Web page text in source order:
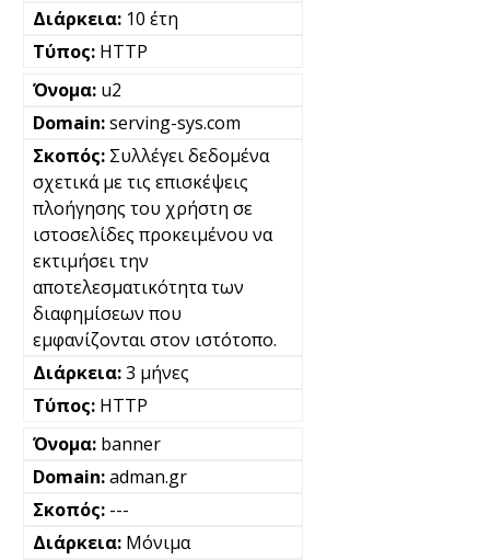
10 έτη
HTTP
u2
serving-sys.com
Συλλέγει δεδομένα
σχετικά με τις επισκέψεις
πλοήγησης του χρήστη σε
ιστοσελίδες προκειμένου να
εκτιμήσει την
αποτελεσματικότητα των
διαφημίσεων που
εμφανίζονται στον ιστότοπο.
3 μήνες
HTTP
banner
adman.gr
---
Μόνιμα